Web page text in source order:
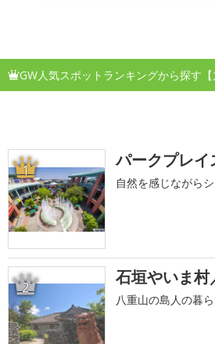
GW人気スポットランキングから探す【
1 パークプレ
自然を感じながら
2 石垣やいま村
八重山の島人の暮